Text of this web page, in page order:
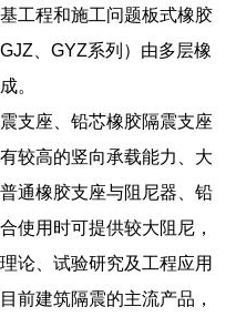
工程和施工问题板式橡胶
、GYZ系列）由多层橡
。
支座、铅芯橡胶隔震支座
较高的竖向承载能力、大
通橡胶支座与阻尼器、铅
使用时可提供较大阻尼，
论、试验研究及工程应用
前建筑隔震的主流产品，